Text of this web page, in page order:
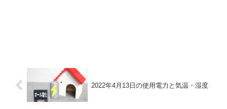
2022年4月13日の使用電力と気温・湿度